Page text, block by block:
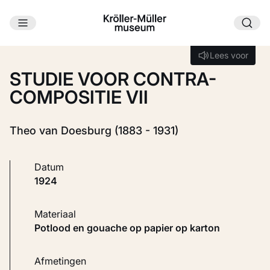
Ga naar hoofdinhoud
Lees voor
Lees voor
STUDIE VOOR CONTRA-
COMPOSITIE VII
Theo van Doesburg (1883 - 1931)
Datum
1924
Materiaal
Potlood en gouache op papier op karton
Afmetingen